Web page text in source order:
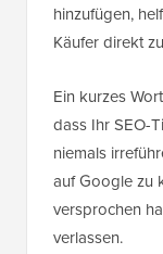
hinzufügen,
Käufer direkt
Ein kurzes
dass Ihr SEO-
niemals
auf Google zu
versprochen
verlassen.